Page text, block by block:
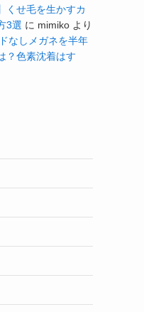
くせ毛を生かすカ
3選 に mimiko より
なしメガネを半年
？色素沈着はす